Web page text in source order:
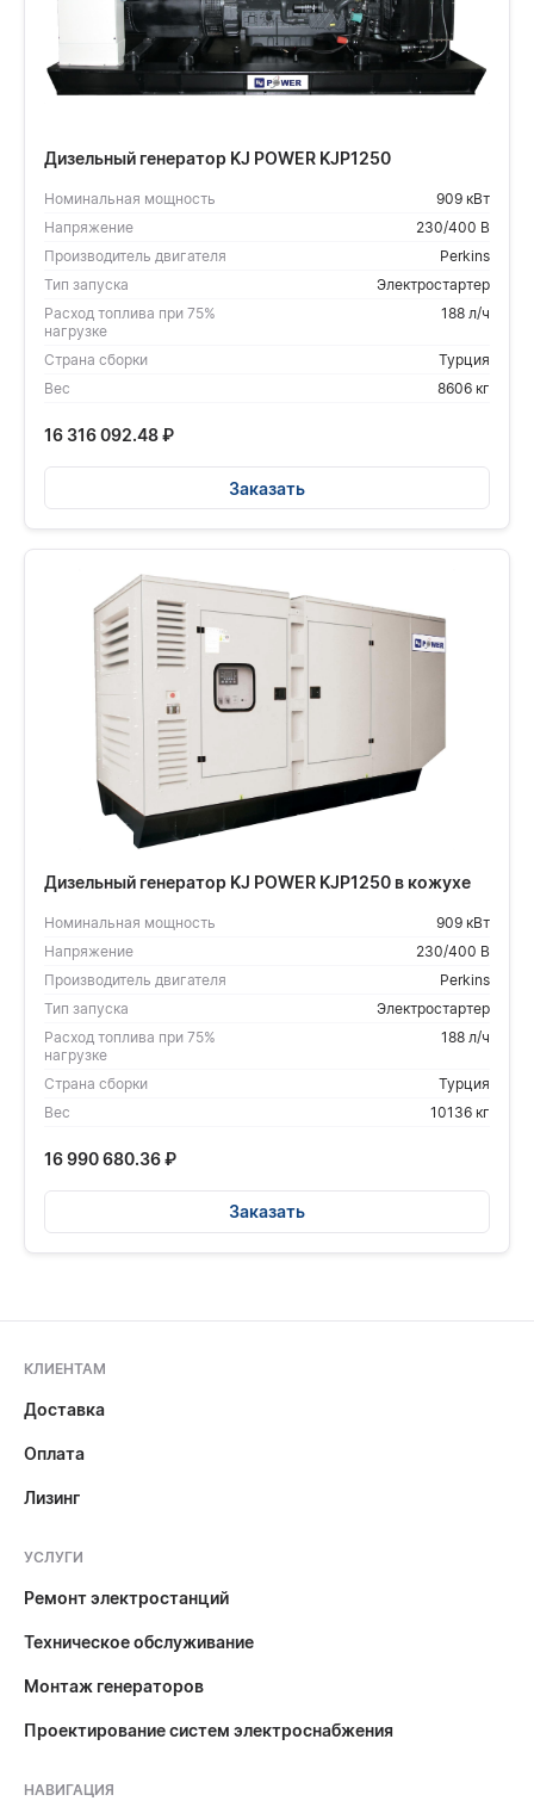
Дизельный генератор KJ POWER KJP1250
Номинальная мощность
909 кВт
Напряжение
230/400 В
Производитель двигателя
Perkins
Тип запуска
Электростартер
Расход топлива при 75%
нагрузке
188 л/ч
Страна сборки
Турция
Вес
8606 кг
16 316 092.48₽
Заказать
Дизельный генератор KJ POWER KJP1250 в кожухе
Номинальная мощность
909 кВт
Напряжение
230/400 В
Производитель двигателя
Perkins
Тип запуска
Электростартер
Расход топлива при 75%
нагрузке
188 л/ч
Страна сборки
Турция
Вес
10136 кг
16 990 680.36₽
Заказать
КЛИЕНТАМ
Доставка
Оплата
Лизинг
УСЛУГИ
Ремонт электростанций
Техническое обслуживание
Монтаж генераторов
Проектирование систем электроснабжения
НАВИГАЦИЯ